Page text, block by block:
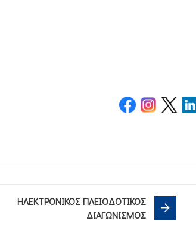
ΗΛΕΚΤΡΟΝΙΚΟΣ ΠΛΕΙΟΔΟΤΙΚΟΣ
ΔΙΑΓΩΝΙΣΜΟΣ